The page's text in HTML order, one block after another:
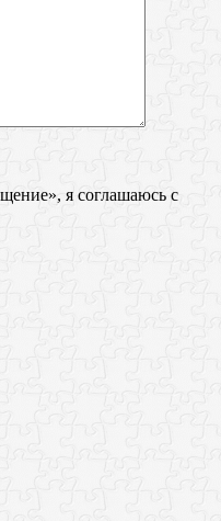
я соглашаюсь с